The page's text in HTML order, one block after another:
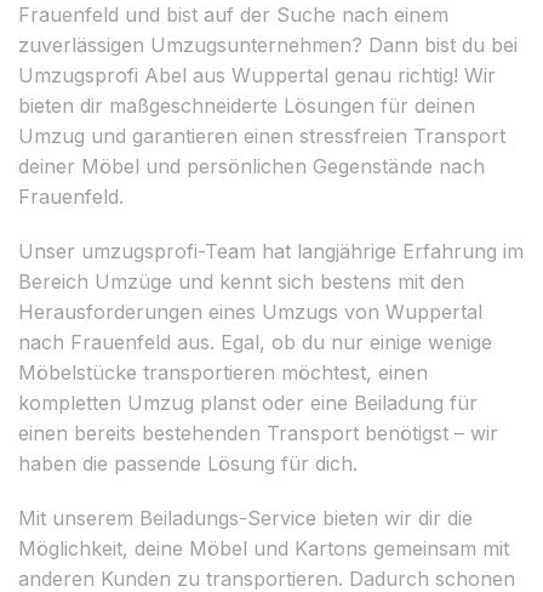
Frauenfeld und bist auf der Suche nach einem
zuverlässigen Umzugsunternehmen? Dann bist du bei
Umzugsprofi Abel aus Wuppertal genau richtig! Wir
bieten dir maßgeschneiderte Lösungen für deinen
Umzug und garantieren einen stressfreien Transport
deiner Möbel und persönlichen Gegenstände nach
Frauenfeld.
Unser umzugsprofi-Team hat langjährige Erfahrung im
Bereich Umzüge und kennt sich bestens mit den
Herausforderungen eines Umzugs von Wuppertal
nach Frauenfeld aus. Egal, ob du nur einige wenige
Möbelstücke transportieren möchtest, einen
kompletten Umzug planst oder eine Beiladung für
einen bereits bestehenden Transport benötigst – wir
haben die passende Lösung für dich.
Mit unserem Beiladungs-Service bieten wir dir die
Möglichkeit, deine Möbel und Kartons gemeinsam mit
anderen Kunden zu transportieren. Dadurch schonen